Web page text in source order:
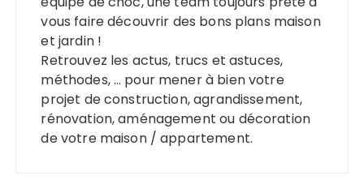
vous faire découvrir des bons plans maison
et jardin !
Retrouvez les actus, trucs et astuces,
méthodes, … pour mener à bien votre
projet de construction, agrandissement,
rénovation, aménagement ou décoration
de votre maison / appartement.